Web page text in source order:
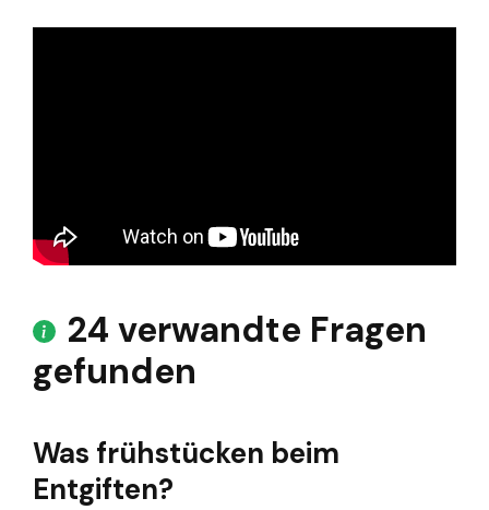
24 verwandte Fragen
gefunden
Was frühstücken beim
Entgiften?